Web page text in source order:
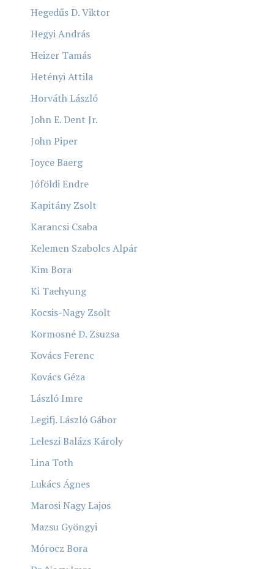
Hegedűs D. Viktor
Hegyi András
Heizer Tamás
Hetényi Attila
Horváth László
John E. Dent Jr.
John Piper
Joyce Baerg
Jóföldi Endre
Kapitány Zsolt
Karancsi Csaba
Kelemen Szabolcs Alpár
Kim Bora
Ki Taehyung
Kocsis-Nagy Zsolt
Kormosné D. Zsuzsa
Kovács Ferenc
Kovács Géza
László Imre
Legifj. László Gábor
Leleszi Balázs Károly
Lina Toth
Lukács Ágnes
Marosi Nagy Lajos
Mazsu Gyöngyi
Mórocz Bora